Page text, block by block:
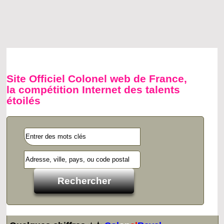
Site Officiel Colonel web de France,
la compétition Internet des talents
étoilés